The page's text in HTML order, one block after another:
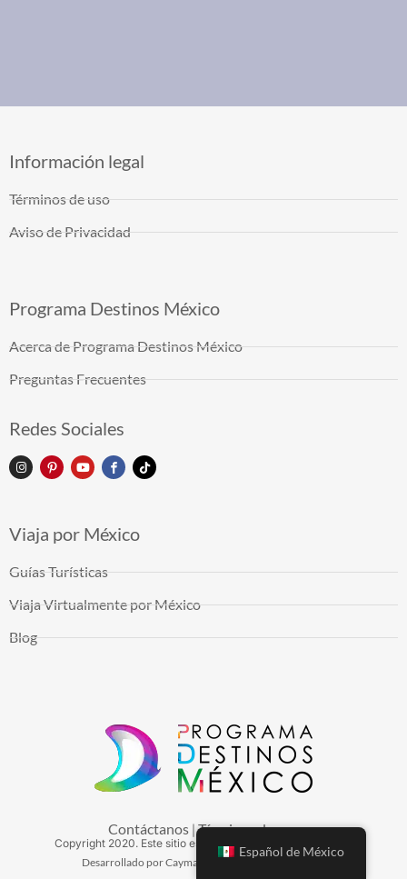
Información legal
Términos de uso
Aviso de Privacidad
Programa Destinos México
Acerca de Programa Destinos México
Preguntas Frecuentes
Redes Sociales
Viaja por México
Guías Turísticas
Viaja Virtualmente por México
Blog
Contáctanos |Términos de uso
Copyright 2020. Este sitio es mantenido por Arduinna, S.A.
Desarrollado por Cayman Hosting - Hospedaje Web
Español de México